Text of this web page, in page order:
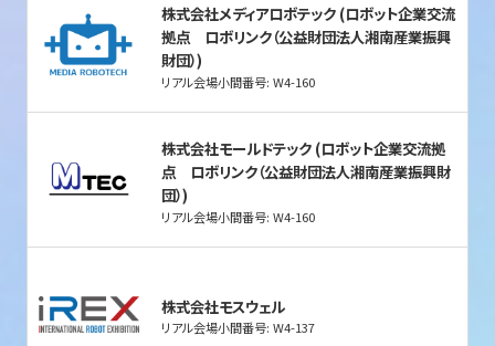
株式会社メディアロボテック (ロボット企業交流
拠点 ロボリンク（公益財団法人湘南産業振興
財団）)
リアル会場小間番号: W4-160
株式会社モールドテック (ロボット企業交流拠
点 ロボリンク（公益財団法人湘南産業振興財
団）)
リアル会場小間番号: W4-160
株式会社モスウェル
リアル会場小間番号: W4-137